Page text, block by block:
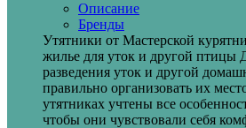
Описание
Бренды
Утятники от Мастерской
жилье для уток и другой птицы
разведения уток и другой
правильно организовать их
утятниках учтены все
чтобы они чувствовали себя